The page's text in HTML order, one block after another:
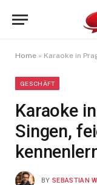
Home » Karaoke in Prag
GESCHÄFT
Karaoke
Singen,
BY SEBASTIAN